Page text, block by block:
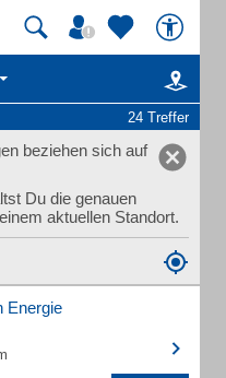
24 Treffer
beziehen sich auf
Du die genauen
aktuellen Standort.
Energie